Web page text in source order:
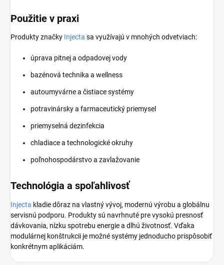
Použitie v praxi
Produkty značky Injecta sa využívajú v mnohých odvetviach:
úprava pitnej a odpadovej vody
bazénová technika a wellness
autoumyvárne a čistiace systémy
potravinársky a farmaceutický priemysel
priemyselná dezinfekcia
chladiace a technologické okruhy
poľnohospodárstvo a zavlažovanie
Technológia a spoľahlivosť
Injecta kladie dôraz na vlastný vývoj, modernú výrobu a globálnu
servisnú podporu. Produkty sú navrhnuté pre vysokú presnosť
dávkovania, nízku spotrebu energie a dlhú životnosť. Vďaka
modulárnej konštrukcii je možné systémy jednoducho prispôsobiť
konkrétnym aplikáciám.